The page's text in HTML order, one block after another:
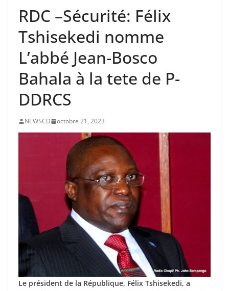
RDC –Sécurité: Félix
Tshisekedi nomme
L’abbé Jean-Bosco
Bahala à la tete de P-
DDRCS
NEWSCD octobre 21, 2023
Le président de la République, Félix Tshisekedi, a